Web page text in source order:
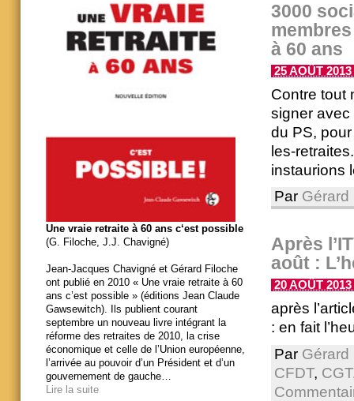
3000
à 60 ans
25 AOÛT
Contre tout
signer avec
du PS,
les-
instaurions
Par Gérard
Après
août :
20 AOÛT
après
: en fait
Par Gérard
CFDT, CGT
Une vraie retraite à 60 ans c‘est possible
(G. Filoche, J.J. Chavigné)
Jean-Jacques Chavigné et Gérard Filoche
ont publié en 2010 « Une vraie retraite à 60
ans c’est possible » (éditions Jean Claude
Gawsewitch). Ils publient courant
septembre un nouveau livre intégrant la
réforme des retraites de 2010, la crise
économique et celle de l’Union européenne,
l’arrivée au pouvoir d’un Président et d’un
gouvernement de gauche…
Lire la suite